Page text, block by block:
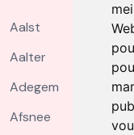
Aalst
Aalter
Adegem
Afsnee